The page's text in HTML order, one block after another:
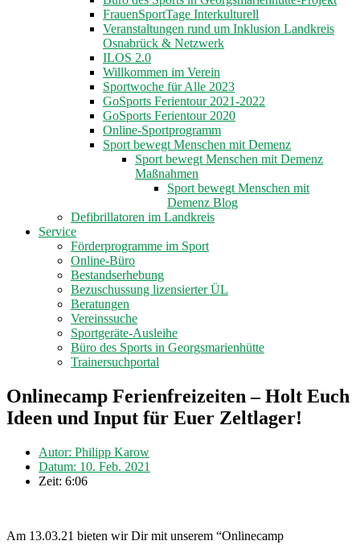
FrauenSportTage Interkulturell
Veranstaltungen rund um Inklusion Landkreis
Osnabrück & Netzwerk
ILOS 2.0
Willkommen im Verein
Sportwoche für Alle 2023
GoSports Ferientour 2021-2022
GoSports Ferientour 2020
Online-Sportprogramm
Sport bewegt Menschen mit Demenz
Sport bewegt Menschen mit Demenz
Maßnahmen
Sport bewegt Menschen mit
Demenz Blog
Defibrillatoren im Landkreis
Service
Förderprogramme im Sport
Online-Büro
Bestandserhebung
Bezuschussung lizensierter ÜL
Beratungen
Vereinssuche
Sportgeräte-Ausleihe
Büro des Sports in Georgsmarienhütte
Trainersuchportal
Onlinecamp Ferienfreizeiten – Holt Euch
Ideen und Input für Euer Zeltlager!
Autor: Philipp Karow
Datum: 10. Feb. 2021
Zeit: 6:06
Am 13.03.21 bieten wir Dir mit unserem “Onlinecamp